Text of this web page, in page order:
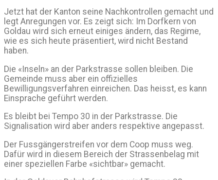
Jetzt hat der Kanton seine Nachkontrollen gemacht und
legt Anregungen vor. Es zeigt sich: Im Dorfkern von
Goldau wird sich erneut einiges ändern, das Regime,
wie es sich heute präsentiert, wird nicht Bestand
haben.
Die «Inseln» an der Parkstrasse sollen bleiben. Die
Gemeinde muss aber ein offizielles
Bewilligungsverfahren einreichen. Das heisst, es kann
Einsprache geführt werden.
Es bleibt bei Tempo 30 in der Parkstrasse. Die
Signalisation wird aber anders respektive angepasst.
Der Fussgängerstreifen vor dem Coop muss weg.
Dafür wird in diesem Bereich der Strassenbelag mit
einer speziellen Farbe «sichtbar» gemacht.